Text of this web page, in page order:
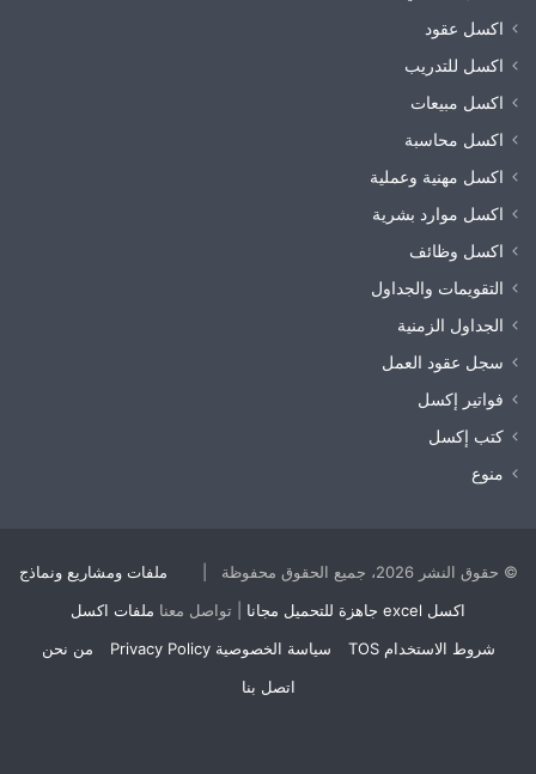
اكسل عقود
اكسل للتدريب
اكسل مبيعات
اكسل محاسبة
اكسل مهنية وعملية
اكسل موارد بشرية
اكسل وظائف
التقويمات والجداول
الجداول الزمنية
سجل عقود العمل
فواتير إكسل
كتب إكسل
منوع
© حقوق النشر 2026، جميع الحقوق محفوظة |
ملفات ومشاريع ونماذج
اكسل excel جاهزة للتحميل مجانا
| تواصل معنا ملفات اكسل
شروط الاستخدام TOS
سياسة الخصوصية Privacy Policy
من نحن
اتصل بنا